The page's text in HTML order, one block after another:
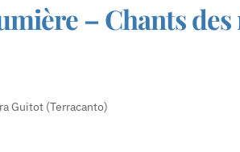
– Chants
Guitot (Terracanto)